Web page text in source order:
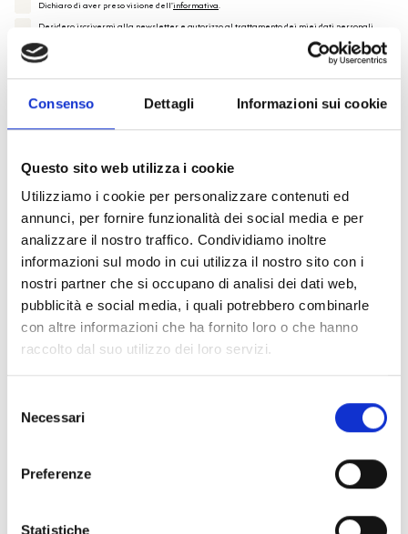
Consenso Dettagli Informazioni sui cookie
Questo sito web utilizza i cookie
Utilizziamo i cookie per personalizzare contenuti ed
annunci, per fornire funzionalità dei social media e per
analizzare il nostro traffico. Condividiamo inoltre
informazioni sul modo in cui utilizza il nostro sito con i
nostri partner che si occupano di analisi dei dati web,
pubblicità e social media, i quali potrebbero combinarle
con altre informazioni che ha fornito loro o che hanno
raccolto dal suo utilizzo dei loro servizi.
delNecessari
Preferenze
Statistiche
Dichiaro di aver preso visione dell'informativa.
Desidero iscrivermi alla newsletter e autorizzo al trattamento dei miei dati personali
* Campi obbligatori
Invia richiesta
Specifiche Tecniche
Marchio
Bulgari
Collezione
Bvlgari Bvlgari
Codice
BR858007
Donna
Descrizione
Metalli